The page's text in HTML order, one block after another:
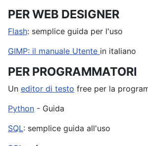
PER WEB DESIGNER
Flash: semplice guida per l'uso
GIMP: il manuale Utente in italiano
PER PROGRAMMATORI
Un editor di testo free per la
Python - Guida
SQL: semplice guida all'uso